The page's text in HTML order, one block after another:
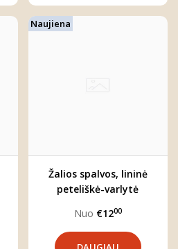
Naujiena
Žalios spalvos, lininė
peteliškė-varlytė
Nuo €1200